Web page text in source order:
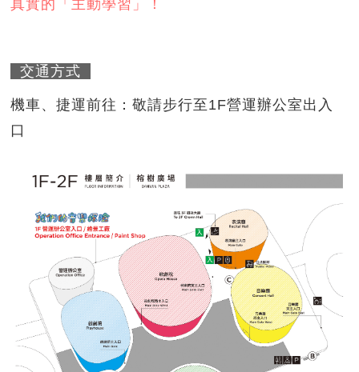
真實的「主動學習」！
交通方式
機車、捷運前往：敬請步行至1F營運辦公室出入
口